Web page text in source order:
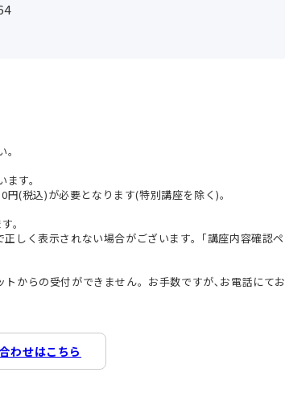
す。
(税込)が必要となります(特別講座を除く)。
。
しく表示されない場合がございます。｢講座内容確認ペ
からの受付ができません。お手数ですが､お電話にてお
わせはこちら